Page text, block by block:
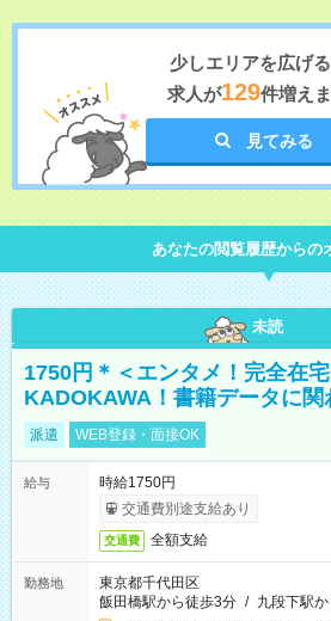
少しエリアを広げる
求人が129件増え
見てみる
あなたの閲覧履歴からの
未読
1750円＊＜エンタメ！完全在宅
KADOKAWA！書籍データに関
派遣 WEB登録・面接OK
給与
時給1750円
交通費別途支給あり
交通費 全額支給
勤務地
東京都千代田区
飯田橋駅から徒歩3分 / 九段下駅